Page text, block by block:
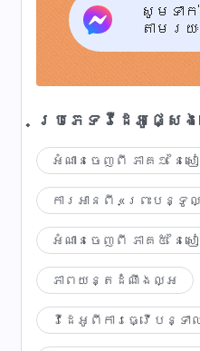
ក៏បានត្រលប់ជាពិភព
ក្រោយភ្លៀងមួយមេធំប
ភ្នំនានាកំពុងផ្លា
មនុស្សក៏កំពុងផ្លាស់
ឱភ្នំដ៏ស្ងាត់ជ្រងំអើយ
ឱទឹកដ៏នឹងថ្កល់អើយ!
អ្នករាល់គ្នា ជាមនុ
សូមទា
តាមរយ
ប្រភេទ​វីដេអូ​ផ្សេង​
អំណានចេញពី ភាគ១ ន
ការអានពី «ព្រះបន្ទូ
អំណានចេញពី ភាគ៥
ភាពយន្តដំណឹងល្អ
វីដេអូពីការធ្វើបន្